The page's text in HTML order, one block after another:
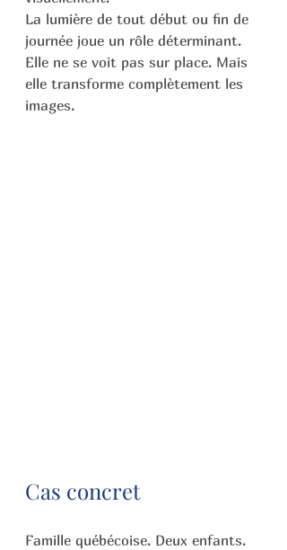
La lumière de tout début ou fin de
journée joue un rôle déterminant.
Elle ne se voit pas sur place. Mais
elle transforme complètement les
images.
Cas concret
Famille québécoise. Deux enfants.